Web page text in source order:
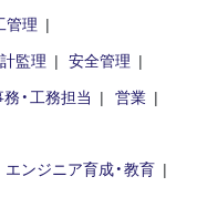
管理
監理
安全管理
・工務担当
営業
エンジニア育成・教育